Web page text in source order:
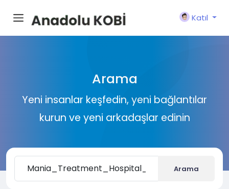
Katıl
Arama
Yeni insanlar keşfedin, yeni bağlantılar
kurun ve yeni arkadaşlar edinin
Arama